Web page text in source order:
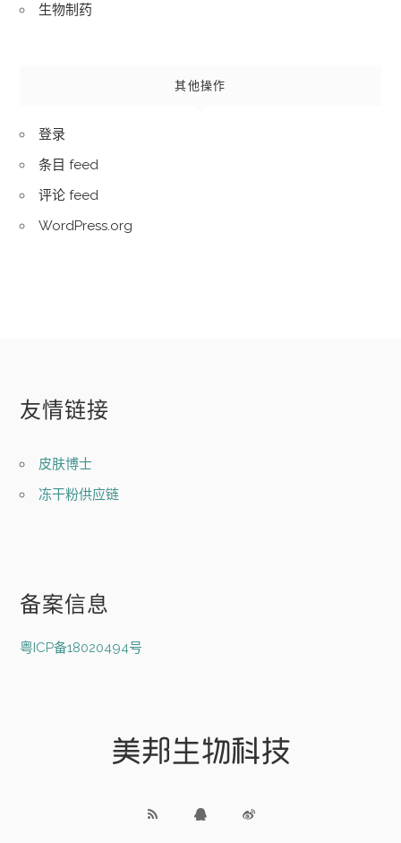
生物制药
其他操作
登录
条目 feed
评论 feed
WordPress.org
友情链接
皮肤博士
冻干粉供应链
备案信息
粤ICP备18020494号